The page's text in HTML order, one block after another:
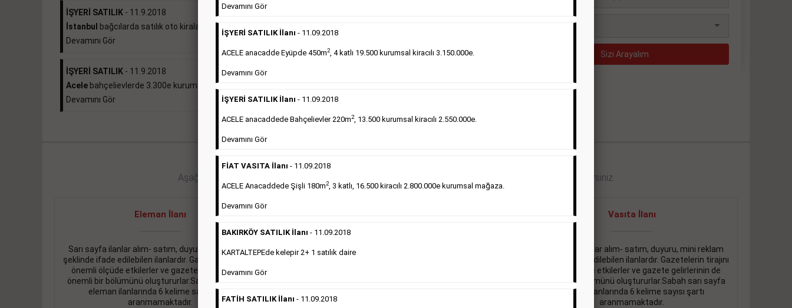
İŞYERİ SATILIK - 11.9.2018
İstanbul
bağcılarda satılık oto kiralama...
Devamını Gör
İŞYERİ SATILIK - 11.9.2018
Acele bahçelievlerde 3.300e kurumsal kiracılı 490...
Devamını Gör
Devamını Gör
Aşağıdaki bağlantıları takip ederek farklı ilan türleri hakkında detaylara ulaşabilir, ilan örneklerini görebilirsiniz.
Eleman İlanı
Sarı sayfa ilanlar alım- satım, duyuru, mini reklam
şeklinde ifade edilebilen ilanlardır. Gazetelerin tirajını
önemli ölçüde etkilerler ve gazete gelirlerinin de
önemli bir bölümünü oluştururlar.Sabah sarı sayfa
eleman ilanlarında 6 kelime sayısı şartı
aranmamaktadır.
Sarı sayfa ilanlar alım- satım, duyuru, mini reklam
Vasıta İlanı
Sarı sayfa ilanlar alım- satım, duyuru, mini reklam
şeklinde ifade edilebilen ilanlardır. Gazetelerin tirajını
önemli ölçüde etkilerler ve gazete gelirlerinin de
önemli bir bölümünü oluştururlar.Sabah sarı sayfa
eleman ilanlarında 6 kelime sayısı şartı
aranmamaktadır.
Devamını Gör
İŞYERİ SATILIK İlanı - 11.09.2018
ACELE anacadde Eyüpde 450m2, 4 katlı 19.500 kurumsal kiracılı 3.150.000e.
Devamını Gör
İŞYERİ SATILIK İlanı - 11.09.2018
ACELE anacaddede Bahçelievler 220m2, 13.500 kurumsal kiracılı 2.550.000e.
Devamını Gör
FİAT VASITA İlanı - 11.09.2018
ACELE Anacaddede Şişli 180m2, 3 katlı, 16.500 kiracılı 2.800.000e kurumsal mağaza.
Devamını Gör
BAKIRKÖY SATILIK İlanı - 11.09.2018
KARTALTEPEde kelepir 2+ 1 satılık daire
Devamını Gör
FATİH SATILIK İlanı - 11.09.2018